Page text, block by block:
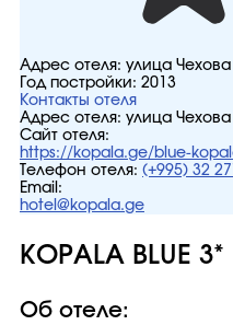
Адрес отеля: улица
Год постройки: 2013
Контакты отеля
Адрес отеля: улица
Сайт отеля:
https://kopala.ge/blue-
Телефон отеля: (+995) 32
Email:
hotel@kopala.ge
KOPALA BLUE 3*
Об отеле: